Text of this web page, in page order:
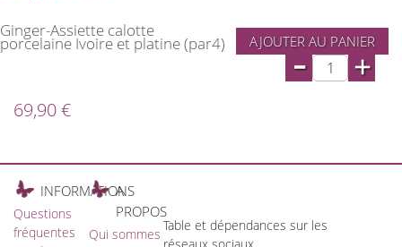
Ginger-Assiette calotte
porcelaine Ivoire et platine (par4) AJOUTER AU PANIER
- +
69,90 €
INFORMATIONS
Questions
fréquentes
A
PROPOS
Qui sommes
Table et dépendances sur les